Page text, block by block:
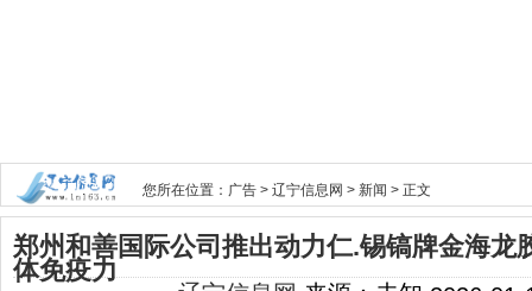
您所在位置： 广告 > 辽宁信息网 > 新闻 > 正文
郑州和善国际公司推出动力仁.锡镐牌金海龙
体免疫力